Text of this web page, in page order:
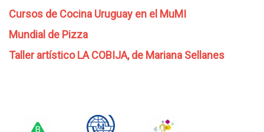
Cursos de Cocina Uruguay en el MuMI
Mundial de Pizza
Taller artístico LA COBIJA, de Mariana Sellanes